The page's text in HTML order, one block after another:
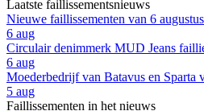
Laatste faillissementsnieuws
Nieuwe faillissementen van 6
6 aug
Circulair denimmerk MUD Jeans
6 aug
Moederbedrijf van Batavus en Sparta
5 aug
Faillissementen in het nieuws